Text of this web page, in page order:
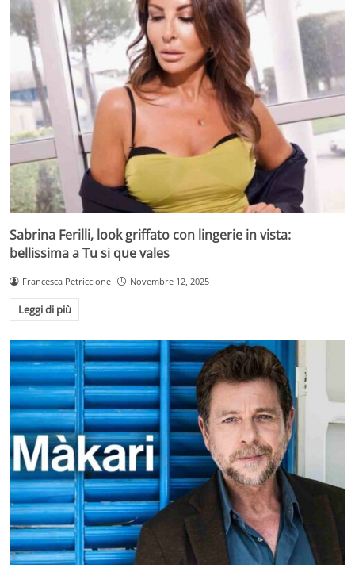
Sabrina Ferilli, look griffato con lingerie in vista:
bellissima a Tu si que vales
Francesca Petriccione Novembre 12, 2025
Leggi di più